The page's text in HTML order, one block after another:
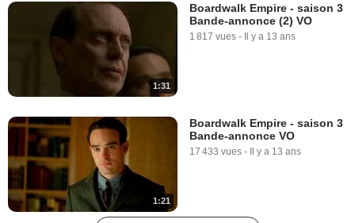
1:31
Boardwalk Empire - saison 3
Bande-annonce (2) VO
1 817 vues - Il y a 13 ans
1:21
Boardwalk Empire - saison 3
Bande-annonce VO
17 433 vues - Il y a 13 ans